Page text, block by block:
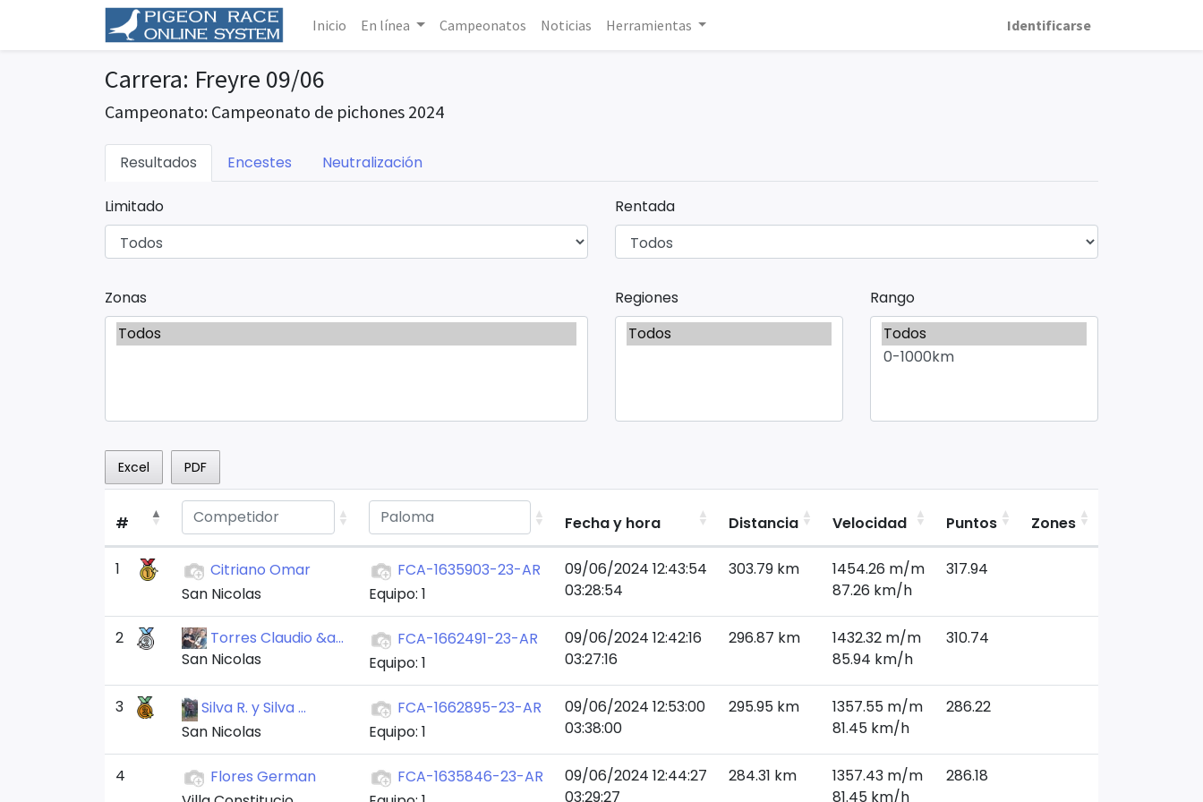
Inicio En línea Campeonatos Noticias Herramientas Identificarse
Carrera: Freyre 09/06
Campeonato: Campeonato de pichones 2024
Resultados Encestes Neutralización
Limitado Rentada
Zonas Regiones Rango
Excel PDF
# Fecha y hora Distancia Velocidad Puntos Zones
1
Citriano Omar
San Nicolas
FCA-1635903-23-AR
Equipo: 1
09/06/2024 12:43:54
03:28:54
303.79 km
1454.26 m/m
87.26 km/h
317.94
2
Torres Claudio &a...
San Nicolas
FCA-1662491-23-AR
Equipo: 1
09/06/2024 12:42:16
03:27:16
296.87 km
1432.32 m/m
85.94 km/h
310.74
3
Silva R. y Silva ...
San Nicolas
FCA-1662895-23-AR
Equipo: 1
09/06/2024 12:53:00
03:38:00
295.95 km
1357.55 m/m
81.45 km/h
286.22
4
Flores German
FCA-1635846-23-AR
09/06/2024 12:44:27
03:29:27
284.31 km
1357.43 m/m
81.45 km/h
286.18